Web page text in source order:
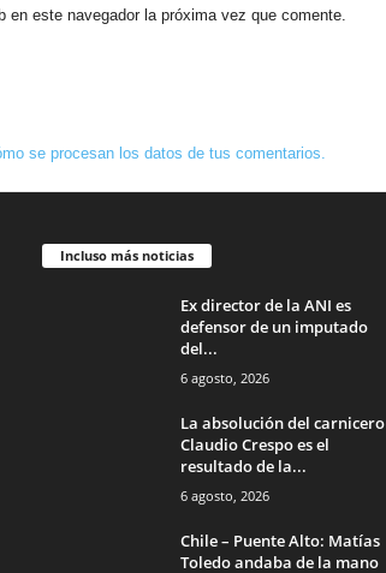
este navegador la próxima vez que comente.
se procesan los datos de tus comentarios.
Incluso más noticias
Ex director de la ANI es
defensor de un imputado
del...
6 agosto, 2026
La absolución del carnicero
Claudio Crespo es el
resultado de la...
6 agosto, 2026
Chile – Puente Alto: Matías
Toledo andaba de la mano